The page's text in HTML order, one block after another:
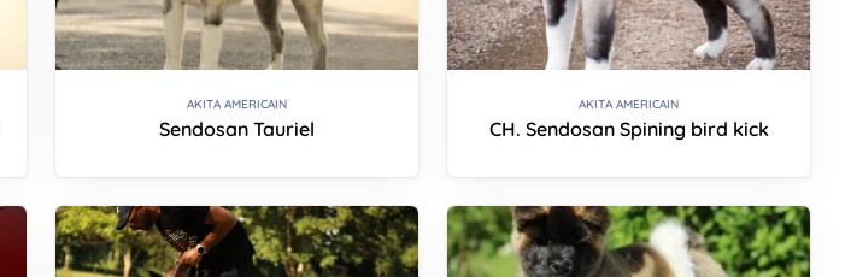
AKITA AMERICAIN
Sendosan Tauriel
AKITA AMERICAIN
CH. Sendosan Spining bird kick